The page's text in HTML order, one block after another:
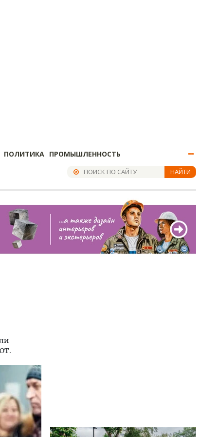
ПОЛИТИКА ПРОМЫШЛЕННОСТЬ
НАЙТИ